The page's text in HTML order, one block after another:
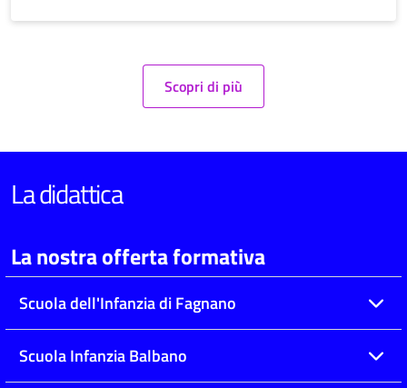
Scopri di più
La didattica
La nostra offerta formativa
Scuola dell'Infanzia di Fagnano
Scuola Infanzia Balbano